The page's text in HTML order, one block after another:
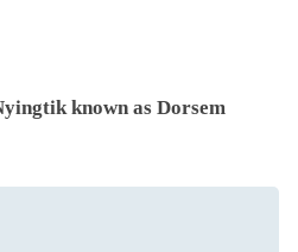
known as Dorsem